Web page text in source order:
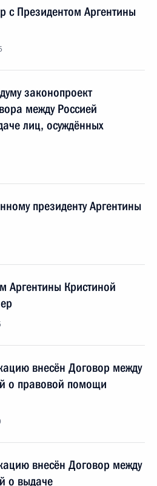
с Президентом Аргентины
законопроект
между Россией
лиц, осуждённых
президенту Аргентины
Аргентины Кристиной
внесён Договор между
о правовой помощи
внесён Договор между
о выдаче